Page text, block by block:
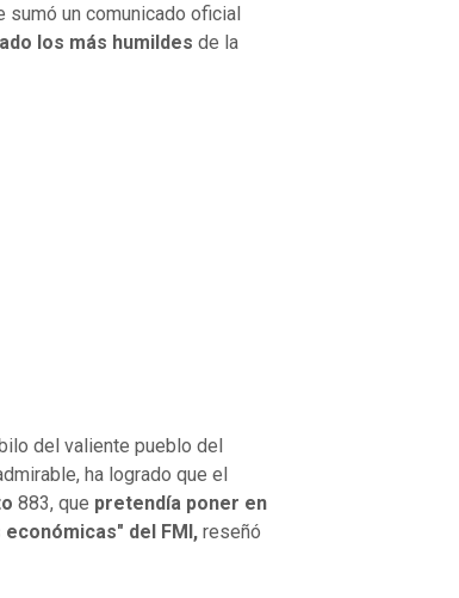
sumó un comunicado oficial
los más humildes de la
del valiente pueblo del
ha logrado que el
883, que pretendía poner en
del FMI, reseñó